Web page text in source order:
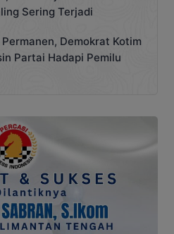
Sering Terjadi
Demokrat Kotim
Partai Hadapi Pemilu